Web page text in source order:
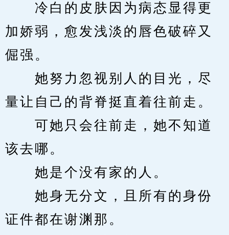
冷白的皮肤因为病态显得更
加娇弱，愈发浅淡的唇色破碎又
倔强。
她努力忽视别人的目光，尽
量让自己的背脊挺直着往前走。
可她只会往前走，她不知道
该去哪。
她是个没有家的人。
她身无分文，且所有的身份
证件都在谢渊那。